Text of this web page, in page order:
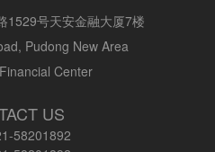
1529号天安金融大厦7楼
Pudong New Area
Center
US
58201892